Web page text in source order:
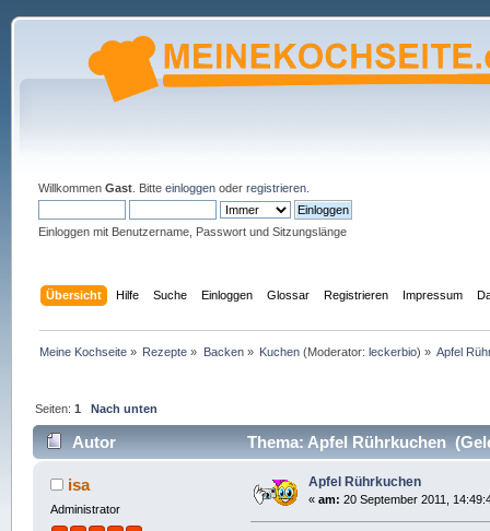
Willkommen Gast. Bitte einloggenoder registrieren.
Einloggen mit Benutzername, Passwort und Sitzungslänge
Übersicht Hilfe Suche Einloggen Glossar Registrieren Impressum
Meine Kochseite » Rezepte » Backen» Kuchen (Moderator:leckerbio) » Apfel
Seiten:1 Nach unten
Autor Thema: Apfel Rührkuchen
isa
Administrator
Apfel Rührkuchen
« am: 20 September 2011,